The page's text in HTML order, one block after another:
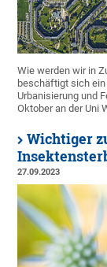
Wie werden wir in
beschäftigt sich
Urbanisierung und
Oktober an der Uni
Wichtiger
27.09.2023